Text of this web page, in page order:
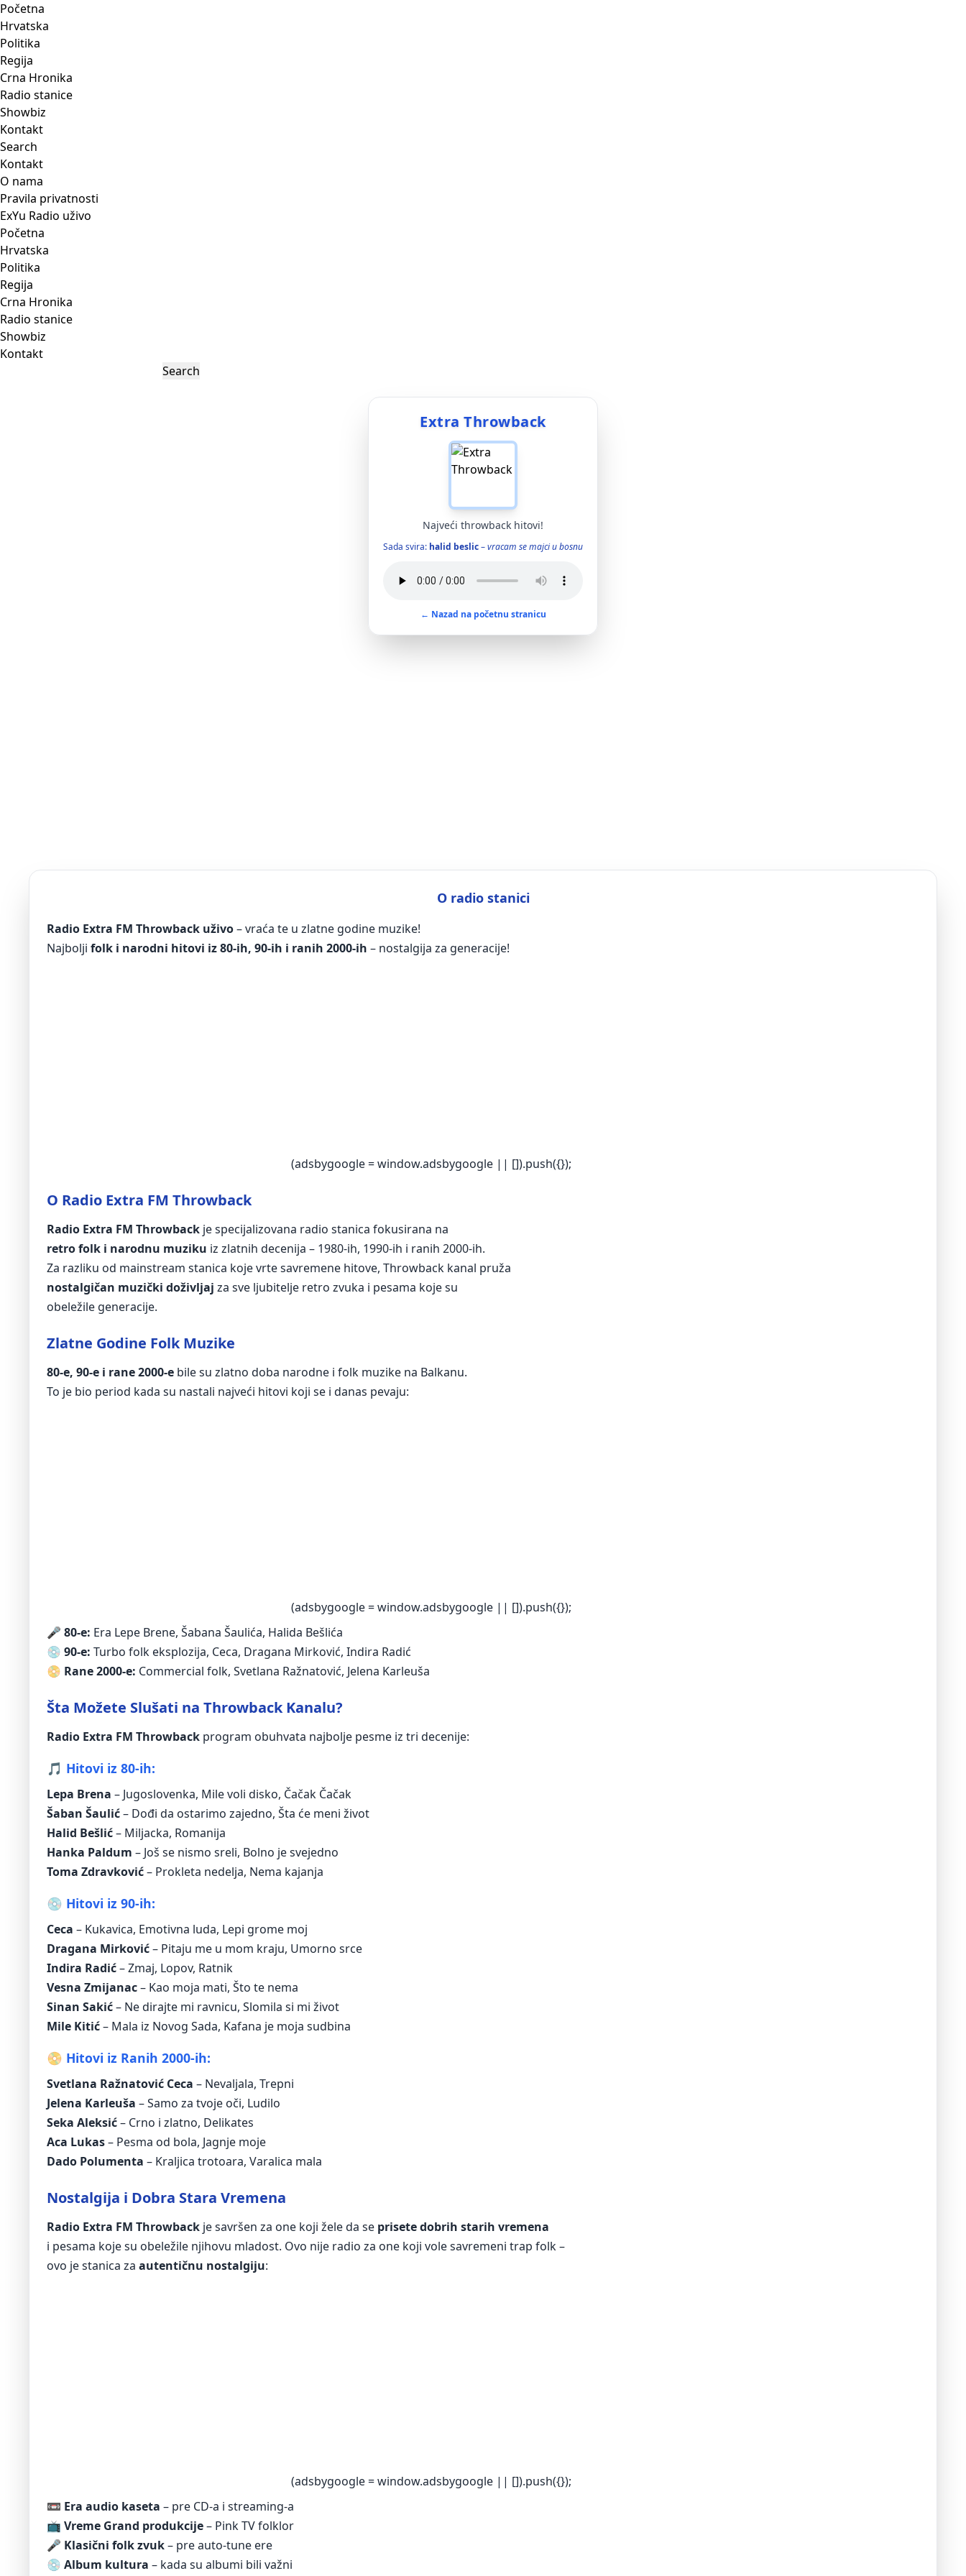
Početna
Hrvatska
Politika
Regija
Crna Hronika
Radio stanice
Showbiz
Kontakt
Search
Kontakt
O nama
Pravila privatnosti
ExYu Radio uživo
Početna
Hrvatska
Politika
Regija
Crna Hronika
Radio stanice
Showbiz
Kontakt
Extra Throwback
Najveći throwback hitovi!
Sada svira: halid beslic–vracam se majci u bosnu
← Nazad na početnu stranicu
O radio stanici
Radio Extra FM Throwback uživo– vraća te u zlatne godine muzike!
Najbolji folk i narodni hitovi iz 80-ih, 90-ih i ranih 2000-ih – nostalgija za generacije!
(adsbygoogle = window.adsbygoogle || []).push({});
O Radio Extra FM Throwback
Radio Extra FM Throwback je specijalizovana radio stanica fokusirana na
retro folk i narodnu muziku iz zlatnih decenija – 1980-ih, 1990-ih i ranih 2000-ih.
Za razliku od mainstream stanica koje vrte savremene hitove, Throwback kanal pruža
nostalgičan muzički doživljaj za sve ljubitelje retro zvuka i pesama koje su
obeležile generacije.
Zlatne Godine Folk Muzike
80-e, 90-e i rane 2000-e bile su zlatno doba narodne i folk muzike na Balkanu.
To je bio period kada su nastali najveći hitovi koji se i danas pevaju:
(adsbygoogle = window.adsbygoogle || []).push({});
🎤 80-e: Era Lepе Brene, Šabana Šaulića, Halida Bešlića
💿 90-e: Turbo folk eksplozija, Ceca, Dragana Mirković, Indira Radić
📀 Rane 2000-e: Commercial folk, Svetlana Ražnatović, Jelena Karleuša
Šta Možete Slušati na Throwback Kanalu?
Radio Extra FM Throwback program obuhvata najbolje pesme iz tri decenije:
🎵 Hitovi iz 80-ih:
Lepa Brena – Jugoslovenka, Mile voli disko, Čačak Čačak
Šaban Šaulić– Dođi da ostarimo zajedno, Šta će meni život
Halid Bešlić– Miljacka, Romanija
Hanka Paldum – Još se nismo sreli, Bolno je svejedno
Toma Zdravković– Prokleta nedelja, Nema kajanja
💿 Hitovi iz 90-ih:
Ceca – Kukavica, Emotivna luda, Lepi grome moj
Dragana Mirković– Pitaju me u mom kraju, Umorno srce
Indira Radić– Zmaj, Lopov, Ratnik
Vesna Zmijanac– Kao moja mati, Što te nema
Sinan Sakić– Ne dirajte mi ravnicu, Slomila si mi život
Mile Kitić– Mala iz Novog Sada, Kafana je moja sudbina
📀 Hitovi iz Ranih 2000-ih:
Svetlana Ražnatović Ceca – Nevaljala, Trepni
Jelena Karleuša – Samo za tvoje oči, Ludilo
Seka Aleksić– Crno i zlatno, Delikates
Aca Lukas– Pesma od bola, Jagnje moje
Dado Polumenta – Kraljica trotoara, Varalica mala
Nostalgija i Dobrа Stara Vremena
Radio Extra FM Throwback je savršen za one koji žele da se prisete dobrih starih vremena
i pesama koje su obeležile njihovu mladost. Ovo nije radio za one koji vole savremeni trap folk –
ovo je stanica za autentičnu nostalgiju:
(adsbygoogle = window.adsbygoogle || []).push({});
📼 Era audio kaseta – pre CD-a i streaming-a
📺 Vreme Grand produkcije– Pink TV folklor
🎤 Klasični folk zvuk– pre auto-tune ere
💿 Album kultura – kada su albumi bili važni